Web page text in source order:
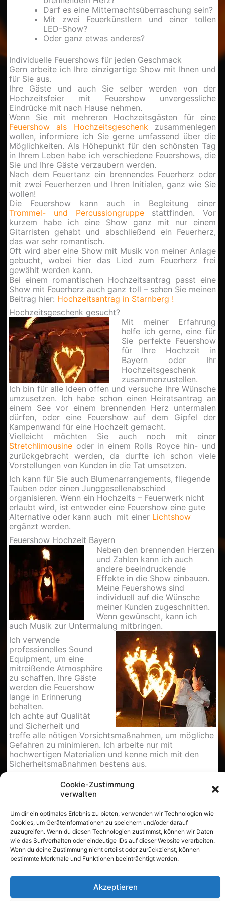
Cookie-Zustimmung
verwalten
Um dir ein optimales Erlebnis zu bieten, verwenden wir Technologien wie
Cookies, um Geräteinformationen zu speichern und/oder darauf
zuzugreifen. Wenn du diesen Technologien zustimmst, können wir Daten
wie das Surfverhalten oder eindeutige IDs auf dieser Website verarbeiten.
Wenn du deine Zustimmung nicht erteilst oder zurückziehst, können
bestimmte Merkmale und Funktionen beeinträchtigt werden.
Akzeptieren
Darf es eine Mitternachtsüberraschung sein?
Mit zwei Feuerkünstlern und einer tollen
LED-Show?
Oder ganz etwas anderes?
Individuelle Feuershows für jeden Geschmack
Gern arbeite ich Ihre einzigartige Show mit Ihnen und
für Sie aus.
Ihre Gäste und auch Sie selber werden von der
Hochzeitsfeier mit Feuershow unvergessliche
Eindrücke mit nach Hause nehmen.
Wenn Sie mit mehreren Hochzeitsgästen für eine
Feuershow als Hochzeitsgeschenk zusammenlegen
wollen, informiere ich Sie gerne umfassend über die
Möglichkeiten. Als Höhepunkt für den schönsten Tag
in Ihrem Leben habe ich verschiedene Feuershows, die
Sie und Ihre Gäste verzaubern werden.
Nach dem Feuertanz ein brennendes Feuerherz oder
mit zwei Feuerherzen und Ihren Initialen, ganz wie Sie
wollen!
Die Feuershow kann auch in Begleitung einer
Trommel- und Percussiongruppestattfinden. Vor
kurzem habe ich eine Show ganz mit nur einem
Gitarristen gehabt und abschließend ein Feuerherz,
das war sehr romantisch.
Oft wird aber eine Show mit Musik von meiner Anlage
gebucht, wobei hier das Lied zum Feuerherz frei
gewählt werden kann.
Bei einem romantischen Hochzeitsantrag passt eine
Show mit Feuerherz auch ganz toll – sehen Sie meinen
Beitrag hier: Hochzeitsantrag in Starnberg !
Hochzeitsgeschenk gesucht?
Mit meiner Erfahrung
helfe ich gerne, eine für
Sie perfekte Feuershow
für Ihre Hochzeit in
Bayern oder Ihr
Hochzeitsgeschenk
zusammenzustellen.
Ich bin für alle Ideen offen und versuche Ihre Wünsche
umzusetzen. Ich habe schon einen Heiratsantrag an
einem See vor einem brennenden Herz untermalen
dürfen, oder eine Feuershow auf dem Gipfel der
Kampenwand für eine Hochzeit gemacht.
Vielleicht möchten Sie auch noch mit einer
Stretchlimousine oder in einem Rolls Royce hin- und
zurückgebracht werden, da durfte ich schon viele
Vorstellungen von Kunden in die Tat umsetzen.
Ich kann für Sie auch Blumenarrangements, fliegende
Tauben oder einen Junggesellenabschied
organisieren. Wenn ein Hochzeits – Feuerwerk nicht
erlaubt wird, ist entweder eine Feuershow eine gute
Alternative oder kann auch mit einer Lichtshow
ergänzt werden.
Feuershow Hochzeit Bayern
Neben den brennenden Herzen
und Zahlen kann ich auch
andere beeindruckende
Effekte in die Show einbauen.
Meine Feuershows sind
individuell auf die Wünsche
meiner Kunden zugeschnitten.
Wenn gewünscht, kann ich
auch Musik zur Untermalung mitbringen.
Ich verwende
professionelles Sound
Equipment, um eine
mitreißende Atmosphäre
zu schaffen. Ihre Gäste
werden die Feuershow
lange in Erinnerung
behalten.
Ich achte auf Qualität
und Sicherheit und
treffe alle nötigen Vorsichtsmaßnahmen, um mögliche
Gefahren zu minimieren. Ich arbeite nur mit
hochwertigen Materialien und kenne mich mit den
Sicherheitsmaßnahmen bestens aus.
gemeinsam Ihre Feuershow zu planen. Überzeugen
Sie sich von meiner Kreativität und Professionalität
Ihre Gäste begeistert. Ich stehe Ihnen gerne mit
meiner Fachkenntnis zur Seite, um Ihre Feier zu einem
einzigartigen Erlebnis zu machen.